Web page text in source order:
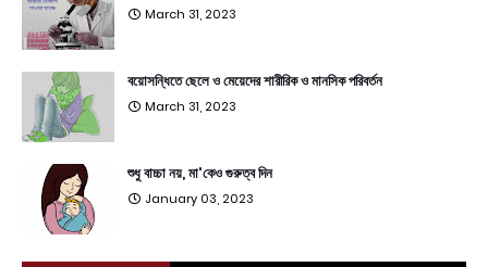
March 31, 2023
বয়োসন্ধিতে ছেলে ও মেয়েদের শারীরিক ও মানসিক পরিবর্তন
March 31, 2023
শুধু বাচ্চা নয়, মা'কেও গুরুত্ব দিন
January 03, 2023